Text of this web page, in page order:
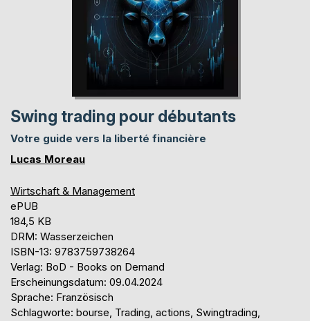
Swing trading pour débutants
Votre guide vers la liberté financière
Lucas Moreau
Wirtschaft & Management
ePUB
184,5 KB
DRM: Wasserzeichen
ISBN-13: 9783759738264
Verlag: BoD - Books on Demand
Erscheinungsdatum: 09.04.2024
Sprache: Französisch
Schlagworte: bourse, Trading, actions, Swingtrading,